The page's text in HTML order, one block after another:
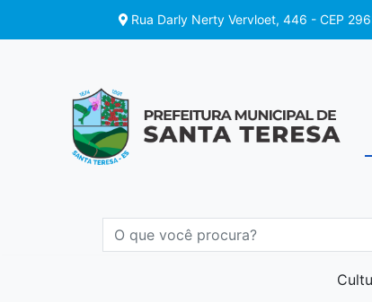
Rua Darly Nerty Vervloet, 446 - CEP